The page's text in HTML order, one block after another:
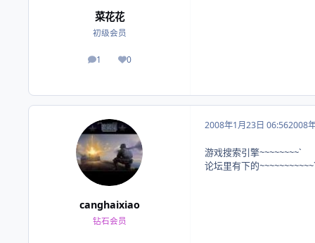
菜花花
初级会员
1
帖子 0
荣誉积分
canghaixiao
钻石会员
2008年1月23日 06:562008
游戏搜索引擎~~~~~~~~`
论坛里有下的